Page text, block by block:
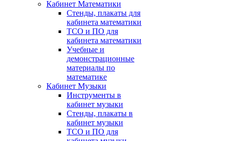
Кабинет Математики
Стенды, плакаты для
кабинета математики
ТСО и ПО для
кабинета математики
Учебные и
демонстрационные
материалы по
математике
Кабинет Музыки
Инструменты в
кабинет музыки
Стенды, плакаты в
кабинет музыки
ТСО и ПО для